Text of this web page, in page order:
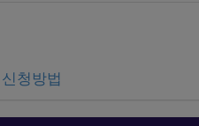
청방법